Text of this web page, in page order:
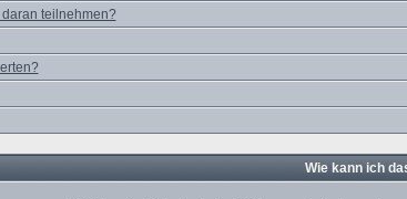
daran teilnehmen?
Wie kann ich